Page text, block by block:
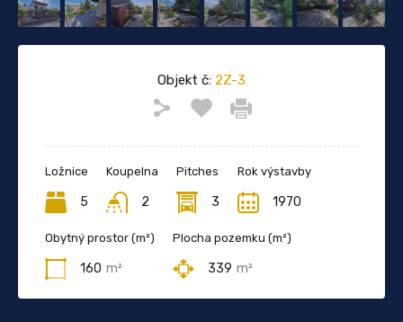
Objekt č: 2Z-3
Ložnice
5
Koupelna
2
Pitches
3
Rok výstavby
1970
Obytný prostor (m²)
160 m²
Plocha pozemku (m²)
339 m²